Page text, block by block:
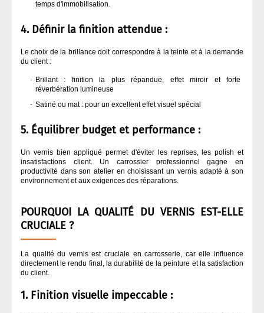
temps d'immobilisation.
4. Définir la finition attendue :
Le choix de la brillance doit correspondre à la teinte et à la demande
du client :
Brillant : finition la plus répandue, effet miroir et forte
réverbération lumineuse
Satiné ou mat : pour un excellent effet visuel spécial
5. Équilibrer budget et performance :
Un vernis bien appliqué permet d'éviter les reprises, les polish et
insatisfactions client. Un carrossier professionnel gagne en
productivité dans son atelier en choisissant un vernis adapté à son
environnement et aux exigences des réparations.
POURQUOI LA QUALITÉ DU VERNIS EST-ELLE
CRUCIALE ?
La qualité du vernis est cruciale en carrosserie, car elle influence
directement le rendu final, la durabilité de la peinture et la satisfaction
du client.
1. Finition visuelle impeccable :